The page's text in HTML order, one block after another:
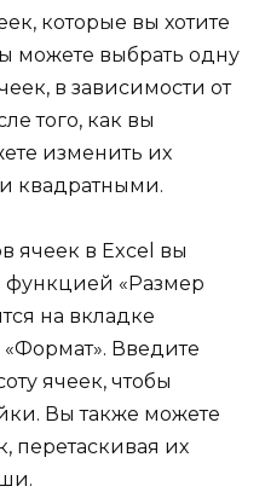
которые вы хотите
можете выбрать одну
в зависимости от
того, как вы
изменить их
квадратными.
ячеек в Excel вы
функцией «Размер
на вкладке
Введите
ячеек, чтобы
Вы также можете
перетаскивая их